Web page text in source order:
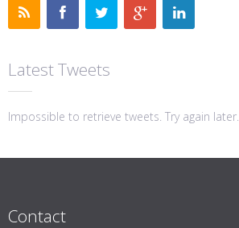
Latest Tweets
Impossible to retrieve tweets. Try again later.
Contact